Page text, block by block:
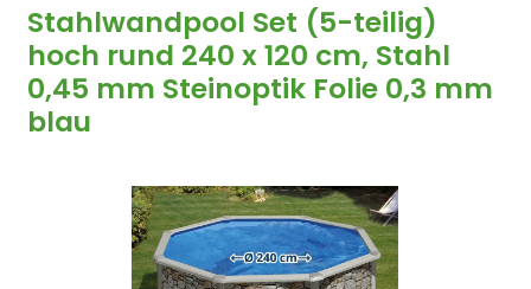
Stahlwandpool Set (5-teilig)
hoch rund 240 x 120 cm, Stahl
0,45 mm Steinoptik Folie 0,3 mm
blau
Bildergalerie überspringen